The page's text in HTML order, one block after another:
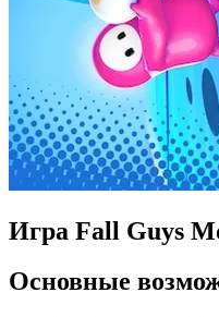
Игра Fall Guys
Основные